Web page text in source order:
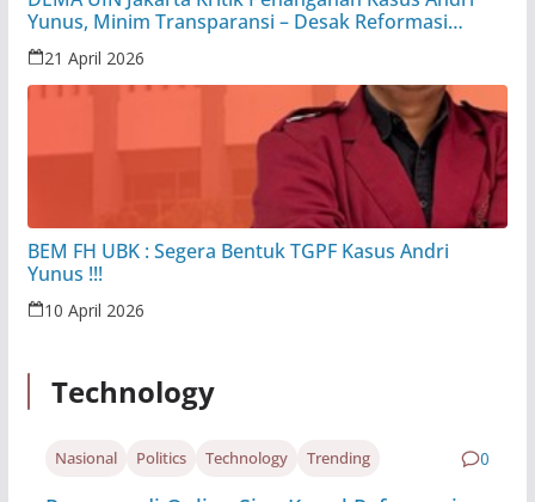
Yunus, Minim Transparansi – Desak Reformasi
Peradilan Militer
21 April 2026
BEM FH UBK : Segera Bentuk TGPF Kasus Andri
Yunus !!!
10 April 2026
Technology
Nasional Politics Technology Trending 0